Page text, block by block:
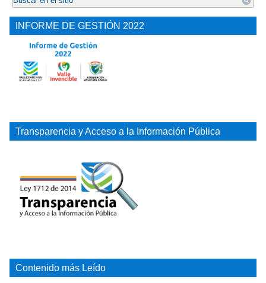
INFORME DE GESTIÓN 2022
Transparencia y Acceso a la Información Pública
Contenido más Leído